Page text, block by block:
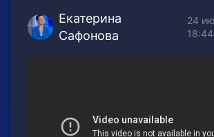
Екатерина
Сафонова
24
18:44